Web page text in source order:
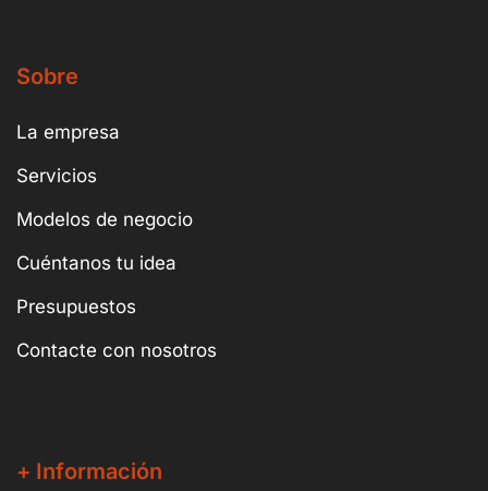
Sobre
La empresa
Servicios
Modelos de negocio
Cuéntanos tu idea
Presupuestos
Contacte con nosotros
+ Información